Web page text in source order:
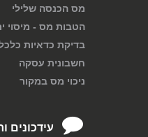
מס הכנסה שלילי
הטבות מס - מיסוי
בדיקת כדאיות
חשבונית עסקה
ניכוי מס במקור
עידכונים